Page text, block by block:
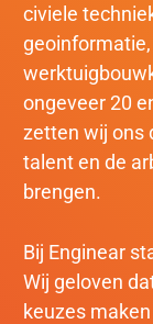
civiele
ongeveer 20
zetten wij ons
talent en de
brengen.
Bij Enginear
Wij geloven
keuzes